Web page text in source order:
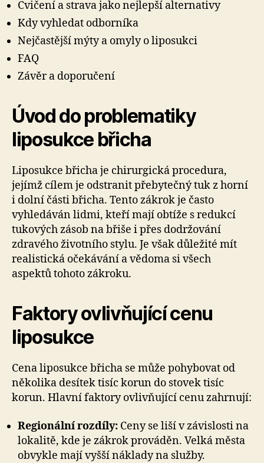
Cvičení a strava jako nejlepší alternativy
Kdy vyhledat odborníka
Nejčastější mýty a omyly o liposukci
FAQ
Závěr a doporučení
Úvod do problematiky
liposukce břicha
Liposukce břicha je chirurgická procedura,
jejímž cílem je odstranit přebytečný tuk z horní
i dolní části břicha. Tento zákrok je často
vyhledáván lidmi, kteří mají obtíže s redukcí
tukových zásob na břiše i přes dodržování
zdravého životního stylu. Je však důležité mít
realistická očekávání a vědoma si všech
aspektů tohoto zákroku.
Faktory ovlivňující cenu
liposukce
Cena liposukce břicha se může pohybovat od
několika desítek tisíc korun do stovek tisíc
korun. Hlavní faktory ovlivňující cenu zahrnují:
Regionální rozdíly: Ceny se liší v závislosti na
lokalitě, kde je zákrok prováděn. Velká města
obvykle mají vyšší náklady na služby.